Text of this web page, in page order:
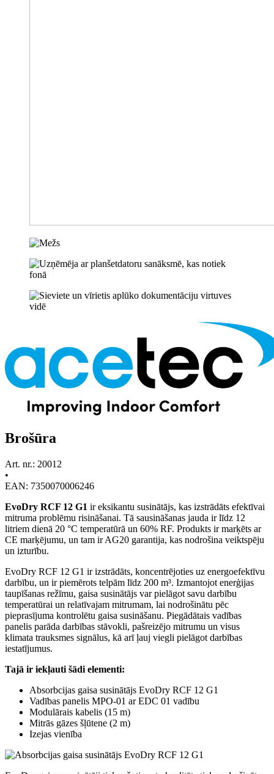
Brošūra
Art. nr.: 20012
•
EAN: 7350070006246
EvoDry RCF 12 G1 ir eksikantu susinātājs, kas izstrādāts efektīvai
mitruma problēmu risināšanai. Tā sausināšanas jauda ir līdz 12
litriem dienā 20 °C temperatūrā un 60% RF. Produkts ir marķēts ar
CE marķējumu, un tam ir AG20 garantija, kas nodrošina veiktspēju
un izturību.
EvoDry RCF 12 G1 ir izstrādāts, koncentrējoties uz energoefektīvu
darbību, un ir piemērots telpām līdz 200 m³. Izmantojot enerģijas
taupīšanas režīmu, gaisa susinātājs var pielāgot savu darbību
temperatūrai un relatīvajam mitrumam, lai nodrošinātu pēc
pieprasījuma kontrolētu gaisa susināšanu. Piegādātais vadības
panelis parāda darbības stāvokli, pašreizējo mitrumu un visus
klimata trauksmes signālus, kā arī ļauj viegli pielāgot darbības
iestatījumus.
Tajā ir iekļauti šādi elementi:
Absorbcijas gaisa susinātājs EvoDry RCF 12 G1
Vadības panelis MPO-01 ar EDC 01 vadību
Modulārais kabelis (15 m)
Mitrās gāzes šļūtene (2 m)
Izejas vienība